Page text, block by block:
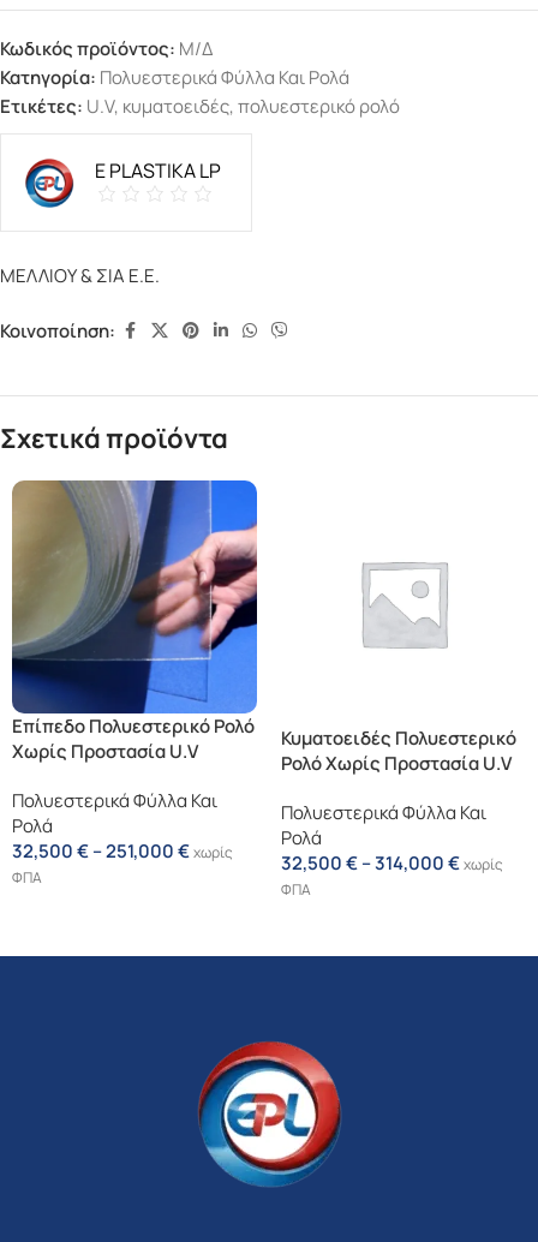
Κωδικός προϊόντος: Μ/Δ
Κατηγορία: Πολυεστερικά Φύλλα Και Ρολά
Ετικέτες: U.V, κυματοειδές,πολυεστερικό ρολό
E PLASTIKA LP
ΜΕΛΛΙΟΥ & ΣΙΑ Ε.Ε.
Κοινοποίηση:
Σχετικά προϊόντα
Επίπεδο Πολυεστερικό Ρολό
Χωρίς Προστασία U.V
Πολυεστερικά Φύλλα Και
Ρολά
32,500€–251,000€χωρίς
ΦΠΑ
Κυματοειδές Πολυεστερικό
Ρολό Χωρίς Προστασία U.V
Πολυεστερικά Φύλλα Και
Ρολά
32,500€–314,000€χωρίς
ΦΠΑ